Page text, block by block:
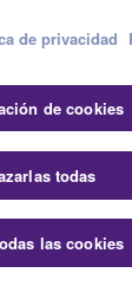
un montaje
(para
CZR12W)
1.9lbs
12-D,
negro o blanco
de privacidad
de cookies
todas
las cookies